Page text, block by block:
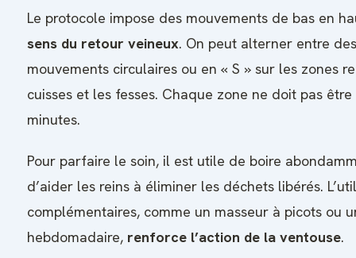
Le protocole impose des mouvements de bas en
sens du retour veineux. On peut alterner entre
mouvements circulaires ou en « S » sur les zones
cuisses et les fesses. Chaque zone ne doit pas
minutes.
Pour parfaire le soin, il est utile de boire
d’aider les reins à éliminer les déchets libérés.
complémentaires, comme un masseur à picots ou
hebdomadaire, renforce l’action de la ventouse.